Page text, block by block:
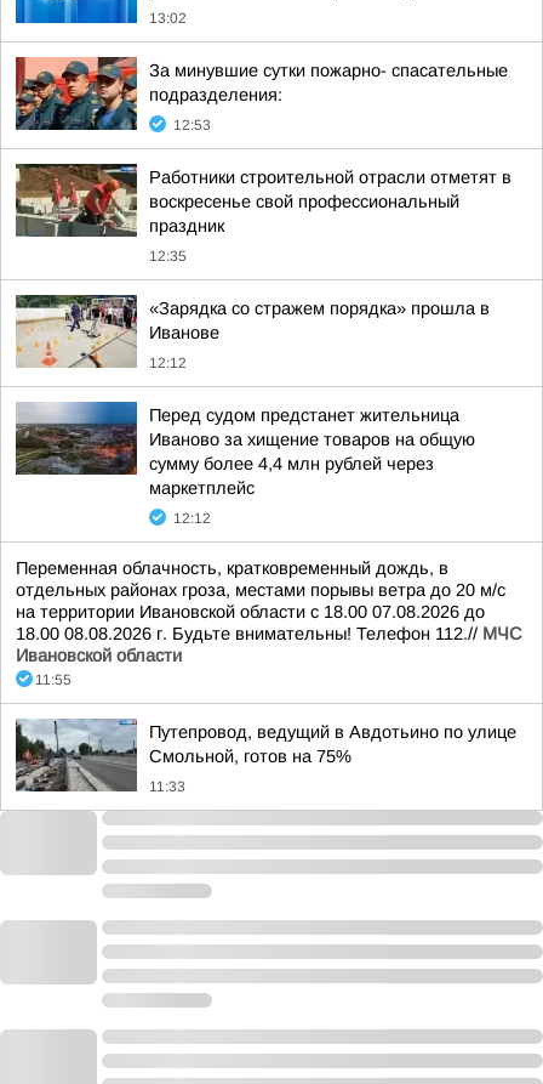
13:02
За минувшие сутки пожарно- спасательные
подразделения:
12:53
Работники строительной отрасли отметят в
воскресенье свой профессиональный
праздник
12:35
«Зарядка со стражем порядка» прошла в
Иванове
12:12
Перед судом предстанет жительница
Иваново за хищение товаров на общую
сумму более 4,4 млн рублей через
маркетплейс
12:12
Переменная облачность, кратковременный дождь, в
отдельных районах гроза, местами порывы ветра до 20 м/с
на территории Ивановской области с 18.00 07.08.2026 до
18.00 08.08.2026 г. Будьте внимательны! Телефон 112.// МЧС
Ивановской области
11:55
Путепровод, ведущий в Авдотьино по улице
Смольной, готов на 75%
11:33